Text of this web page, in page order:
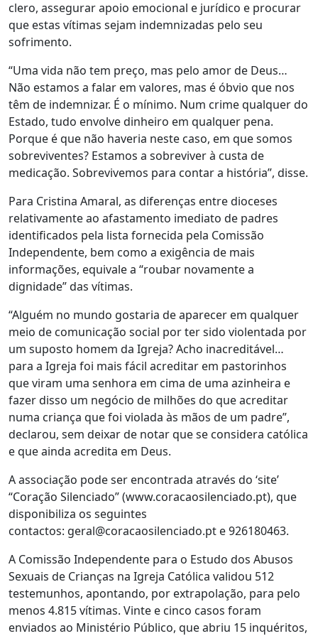
clero, assegurar apoio emocional e jurídico e procurar
que estas vítimas sejam indemnizadas pelo seu
sofrimento.
“Uma vida não tem preço, mas pelo amor de Deus…
Não estamos a falar em valores, mas é óbvio que nos
têm de indemnizar. É o mínimo. Num crime qualquer do
Estado, tudo envolve dinheiro em qualquer pena.
Porque é que não haveria neste caso, em que somos
sobreviventes? Estamos a sobreviver à custa de
medicação. Sobrevivemos para contar a história”, disse.
Para Cristina Amaral, as diferenças entre dioceses
relativamente ao afastamento imediato de padres
identificados pela lista fornecida pela Comissão
Independente, bem como a exigência de mais
informações, equivale a “roubar novamente a
dignidade” das vítimas.
“Alguém no mundo gostaria de aparecer em qualquer
meio de comunicação social por ter sido violentada por
um suposto homem da Igreja? Acho inacreditável…
para a Igreja foi mais fácil acreditar em pastorinhos
que viram uma senhora em cima de uma azinheira e
fazer disso um negócio de milhões do que acreditar
numa criança que foi violada às mãos de um padre”,
declarou, sem deixar de notar que se considera católica
e que ainda acredita em Deus.
A associação pode ser encontrada através do ‘site’
“Coração Silenciado” (www.coracaosilenciado.pt), que
disponibiliza os seguintes
contactos: geral@coracaosilenciado.pt e 926180463.
A Comissão Independente para o Estudo dos Abusos
Sexuais de Crianças na Igreja Católica validou 512
testemunhos, apontando, por extrapolação, para pelo
menos 4.815 vítimas. Vinte e cinco casos foram
enviados ao Ministério Público, que abriu 15 inquéritos,